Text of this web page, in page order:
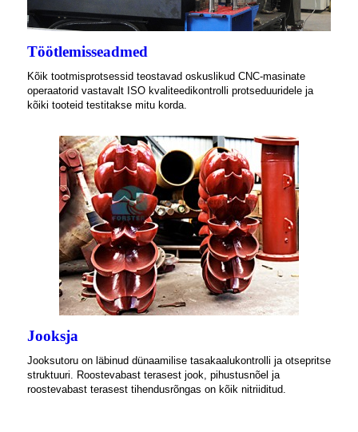
Töötlemisseadmed
Kõik tootmisprotsessid teostavad oskuslikud CNC-masinate
operaatorid vastavalt ISO kvaliteedikontrolli protseduuridele ja
kõiki tooteid testitakse mitu korda.
Jooksja
Jooksutoru on läbinud dünaamilise tasakaalukontrolli ja otsepritse
struktuuri. Roostevabast terasest jook, pihustusnõel ja
roostevabast terasest tihendusrõngas on kõik nitriiditud.